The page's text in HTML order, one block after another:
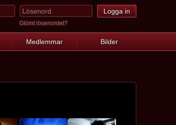
Glömt lösenordet?
Medlemmar Bilder